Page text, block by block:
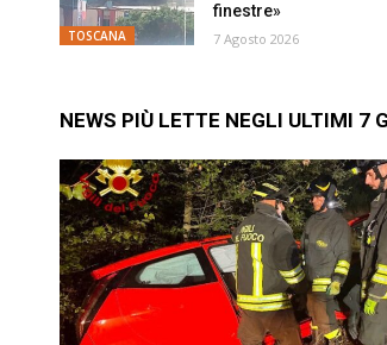
TOSCANA
finestre»
7 Agosto 2026
NEWS PIÙ LETTE NEGLI ULTIMI 7